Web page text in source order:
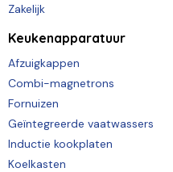
Zakelijk
Keukenapparatuur
Afzuigkappen
Combi-magnetrons
Fornuizen
Geïntegreerde vaatwassers
Inductie kookplaten
Koelkasten